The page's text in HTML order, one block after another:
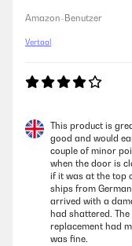
Amazon-Benutzer
Vertaal
This product is
good and would
couple of minor
when the door is
if it was at the top
ships from
arrived with a
had shattered.
replacement had
was fine.